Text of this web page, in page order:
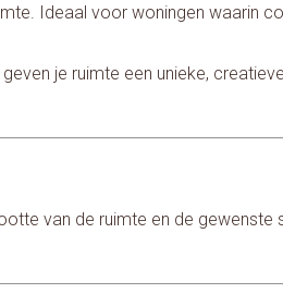
Ideaal voor woningen waarin
je ruimte een unieke,
van de ruimte en de gewenste